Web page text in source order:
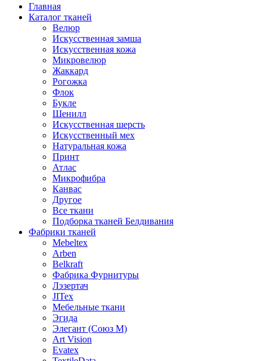
Главная
Каталог тканей
Велюр
Искусственная замша
Искусственная кожа
Микровелюр
Жаккард
Рогожка
Флок
Букле
Шенилл
Искусственная шерсть
Искусственный мех
Натуральная кожа
Принт
Атлас
Микрофибра
Канвас
Другое
Все ткани
Подборка тканей Белдивания
Фабрики тканей
Mebeltex
Arben
Belkraft
Фабрика Фурнитуры
Лэзертач
JITex
Мебельные ткани
Эгида
Элегант (Союз М)
Art Vision
Evatex